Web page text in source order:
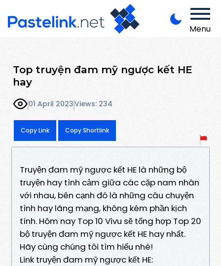
Menu
Top truyện đam mỹ ngược kết HE
hay
01 April 2023Views: 234
Copy Link Copy Shortlink
Truyện đam mỹ ngược kết HE là những bộ
truyện hay tình cảm giữa các cặp nam nhân
với nhau, bên cạnh đó là những câu chuyện
tình hay lãng mạng, không kém phần kịch
tính. Hôm nay Top 10 Vivu sẽ tổng hợp Top 20
bộ truyện đam mỹ ngược kết HE hay nhất.
Hãy cùng chúng tôi tìm hiểu nhé!
Link truyện đam mỹ ngược kết HE: